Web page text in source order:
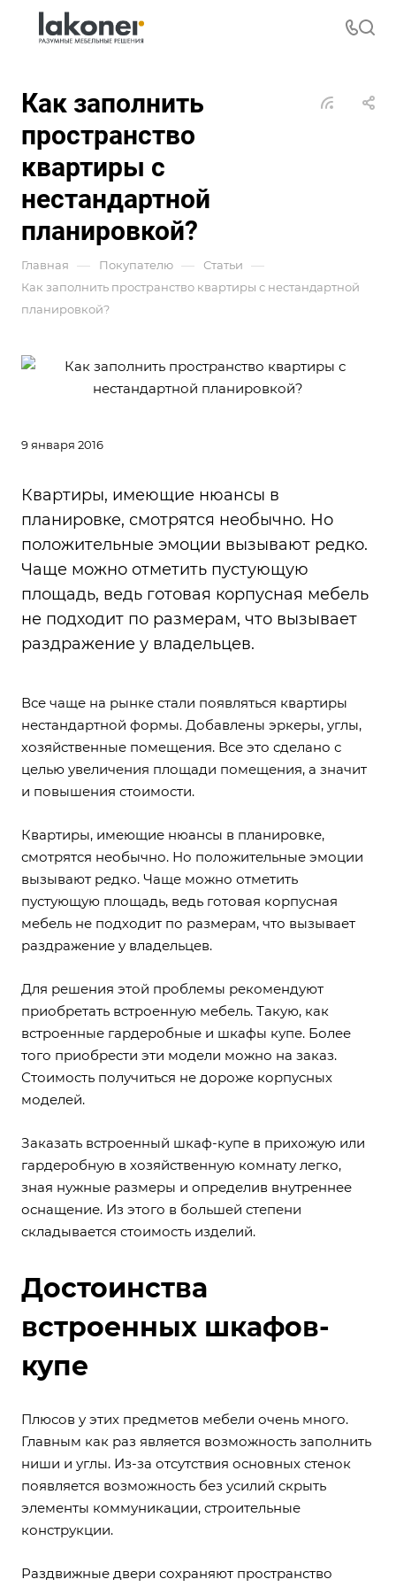
Как заполнить
пространство
квартиры с
нестандартной
планировкой?
Главная — Покупателю — Статьи —
Как заполнить пространство квартиры с нестандартной
планировкой?
9 января 2016
Квартиры, имеющие нюансы в
планировке, смотрятся необычно. Но
положительные эмоции вызывают редко.
Чаще можно отметить пустующую
площадь, ведь готовая корпусная мебель
не подходит по размерам, что вызывает
раздражение у владельцев.
Все чаще на рынке стали появляться квартиры
нестандартной формы. Добавлены эркеры, углы,
хозяйственные помещения. Все это сделано с
целью увеличения площади помещения, а значит
и повышения стоимости.
Квартиры, имеющие нюансы в планировке,
смотрятся необычно. Но положительные эмоции
вызывают редко. Чаще можно отметить
пустующую площадь, ведь готовая корпусная
мебель не подходит по размерам, что вызывает
раздражение у владельцев.
Для решения этой проблемы рекомендуют
приобретать встроенную мебель. Такую, как
встроенные гардеробные и шкафы купе. Более
того приобрести эти модели можно на заказ.
Стоимость получиться не дороже корпусных
моделей.
Заказать встроенный шкаф-купе в прихожую или
гардеробную в хозяйственную комнату легко,
зная нужные размеры и определив внутреннее
оснащение. Из этого в большей степени
складывается стоимость изделий.
Достоинства
встроенных шкафов-
купе
Плюсов у этих предметов мебели очень много.
Главным как раз является возможность заполнить
ниши и углы. Из-за отсутствия основных стенок
появляется возможность без усилий скрыть
элементы коммуникации, строительные
конструкции.
Раздвижные двери сохраняют пространство